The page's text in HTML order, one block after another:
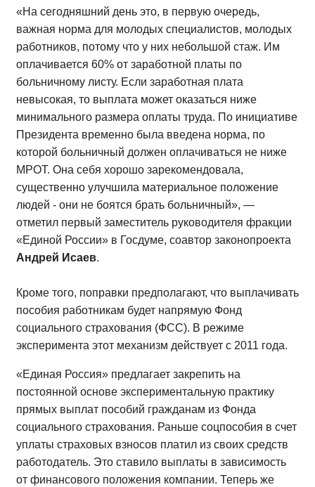
«На сегодняшний день это, в первую очередь,
важная норма для молодых специалистов, молодых
работников, потому что у них небольшой стаж. Им
оплачивается 60% от заработной платы по
больничному листу. Если заработная плата
невысокая, то выплата может оказаться ниже
минимального размера оплаты труда. По инициативе
Президента временно была введена норма, по
которой больничный должен оплачиваться не ниже
МРОТ. Она себя хорошо зарекомендовала,
существенно улучшила материальное положение
людей - они не боятся брать больничный», —
отметил первый заместитель руководителя фракции
«Единой России» в Госдуме, соавтор законопроекта
Андрей Исаев.
Кроме того, поправки предполагают, что выплачивать
пособия работникам будет напрямую Фонд
социального страхования (ФСС). В режиме
эксперимента этот механизм действует с 2011 года.
«Единая Россия» предлагает закрепить на
постоянной основе экспериментальную практику
прямых выплат пособий гражданам из Фонда
социального страхования. Раньше соцпособия в счет
уплаты страховых взносов платил из своих средств
работодатель. Это ставило выплаты в зависимость
от финансового положения компании. Теперь же